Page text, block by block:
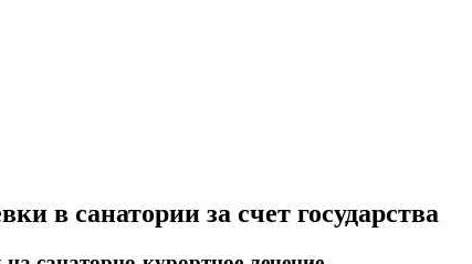
в санатории за счет государства